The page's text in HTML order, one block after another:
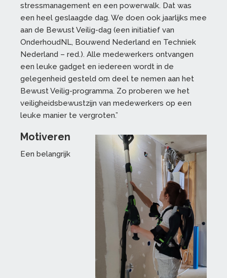
stressmanagement en een powerwalk. Dat was
een heel geslaagde dag. We doen ook jaarlijks mee
aan de Bewust Veilig-dag (een initiatief van
OnderhoudNL, Bouwend Nederland en Techniek
Nederland – red.). Alle medewerkers ontvangen
een leuke gadget en iedereen wordt in de
gelegenheid gesteld om deel te nemen aan het
Bewust Veilig-programma. Zo proberen we het
veiligheidsbewustzijn van medewerkers op een
leuke manier te vergroten.”
Motiveren
Een belangrijk